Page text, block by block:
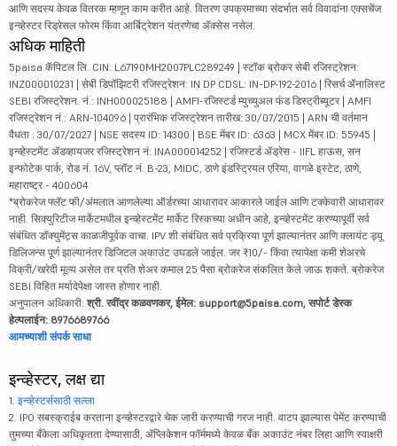
आणि सदस्य केवळ वितरक म्हणून काम करीत आहे. वितरण उपक्रमाच्या संदर्भात सर्व विवादांना एक्सचेंज
इन्व्हेस्टर रिड्रेसल फोरम किंवा आर्बिट्रेशन यंत्रणेचा ॲक्सेस नसेल.
अधिक माहिती
5paisa कॅपिटल लि. CIN: L67190MH2007PLC289249 | स्टॉक ब्रोकर सेबी रजिस्ट्रेशन:
INZ000010231 | सेबी डिपॉझिटरी रजिस्ट्रेशन: IN DP CDSL: IN-DP-192-2016 | रिसर्च ॲनालिस्ट
SEBI रजिस्ट्रेशन. नं.: INH000025188 | AMFI-रजिस्टर्ड म्युच्युअल फंड डिस्ट्रीब्यूटर | AMFI
रजिस्ट्रेशन नं.: ARN-104096 | प्रारंभिक रजिस्ट्रेशन तारीख: 30/07/2015 | ARN ची वर्तमान
वैधता : 30/07/2027 | NSE सदस्य ID: 14300 | BSE मेंबर ID: 6363 | MCX मेंबर ID: 55945 |
इन्व्हेस्टमेंट ॲडव्हायजर रजिस्ट्रेशन नं: INA000014252 | रजिस्टर्ड ॲड्रेस - IIFL हाऊस, सन
इन्फोटेक पार्क, रोड नं. 16V, प्लॉट नं. B-23, MIDC, ठाणे इंडस्ट्रियल एरिया, वागळे इस्टेट, ठाणे,
महाराष्ट्र - 400604
*ब्रोकरेज फ्लॅट फी/अंमलात आणलेल्या ऑर्डरच्या आधारावर आकारले जाईल आणि टक्केवारी आधारावर
नाही. सिक्युरिटीज मार्केटमधील इन्व्हेस्टमेंट मार्केट रिस्कच्या अधीन आहे, इन्व्हेस्टमेंट करण्यापूर्वी सर्व
संबंधित डॉक्युमेंट्स काळजीपूर्वक वाचा. IPV शी संबंधित सर्व प्रक्रिया पूर्ण झाल्यानंतर आणि क्लायंट ड्यू
डिलिजन्स पूर्ण झाल्यानंतर डिजिटल अकाउंट उघडले जाईल. जर ₹10/- किंवा त्यापेक्षा कमी शेअरचे
विक्री/खरेदी मूल्य असेल तर प्रति शेअर कमाल 25 पैसा ब्रोकरेज संकलित केले जाऊ शकते. ब्रोकरेज
SEBI विहित मर्यादेपेक्षा जास्त होणार नाही.
अनुपालन अधिकारी: श्री. रवींद्र कळवणकर, ईमेल: support@5paisa.com, सपोर्ट डेस्क
हेल्पलाईन: 8976689766
आमच्याशी संपर्क साधा
इन्व्हेस्टर, लक्ष द्या
1. इन्व्हेस्टर्ससाठी सल्ला
2. IPO सबस्क्राईब करताना इन्व्हेस्टरद्वारे चेक जारी करण्याची गरज नाही. वाटप झाल्यास पेमेंट करण्याची
तुमच्या बँकेला अधिकृतता देण्यासाठी, ॲप्लिकेशन फॉर्ममध्ये केवळ बँक अकाउंट नंबर लिहा आणि स्वाक्षरी